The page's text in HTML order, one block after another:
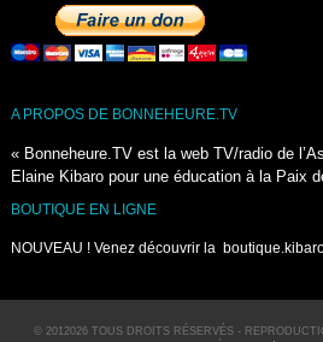
A PROPOS DE BONNEHEURE.TV
« Bonneheure.TV est la web TV/radio de
Elaine Kibaro pour une éducation à la Paix
BOUTIQUE EN LIGNE
NOUVEAU ! Venez découvrir la
© 2012026 TOUS DROITS RÉSERVÉS -